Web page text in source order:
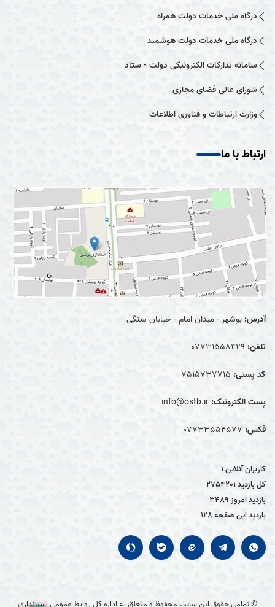
درگاه ملی خدمات دولت همراه
درگاه ملی خدمات دولت هوشمند
سامانه تدارکات الکترونیکی دولت - ستاد
شورای عالی فضای مجازی
وزارت ارتباطات و فناوری اطلاعات
ارتباط با ما
آدرس: بوشهر - میدان امام - خیابان سنگی
تلفن: 07731558429
کد پستی: 7515737715
پست الکترونیک: info@ostb.ir
فکس: 07733554577
کاربران آنلاین1
کل بازدید2754201
بازدید امروز3489
بازدید این صفحه128